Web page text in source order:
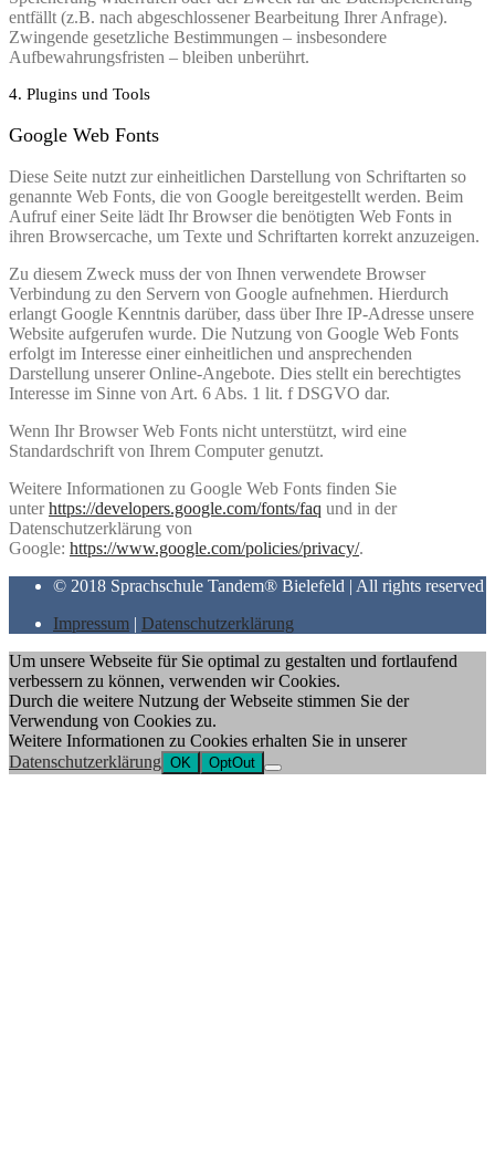
entfällt (z.B. nach abgeschlossener Bearbeitung Ihrer Anfrage).
Zwingende gesetzliche Bestimmungen – insbesondere
Aufbewahrungsfristen – bleiben unberührt.
4. Plugins und Tools
Google Web Fonts
Diese Seite nutzt zur einheitlichen Darstellung von Schriftarten so
genannte Web Fonts, die von Google bereitgestellt werden. Beim
Aufruf einer Seite lädt Ihr Browser die benötigten Web Fonts in
ihren Browsercache, um Texte und Schriftarten korrekt anzuzeigen.
Zu diesem Zweck muss der von Ihnen verwendete Browser
Verbindung zu den Servern von Google aufnehmen. Hierdurch
erlangt Google Kenntnis darüber, dass über Ihre IP-Adresse unsere
Website aufgerufen wurde. Die Nutzung von Google Web Fonts
erfolgt im Interesse einer einheitlichen und ansprechenden
Darstellung unserer Online-Angebote. Dies stellt ein berechtigtes
Interesse im Sinne von Art. 6 Abs. 1 lit. f DSGVO dar.
Wenn Ihr Browser Web Fonts nicht unterstützt, wird eine
Standardschrift von Ihrem Computer genutzt.
Weitere Informationen zu Google Web Fonts finden Sie
unterhttps://developers.google.com/fonts/faq und in der
Datenschutzerklärung von
Google: https://www.google.com/policies/privacy/.
© 2018 Sprachschule Tandem® Bielefeld | All rights reserved
Impressum | Datenschutzerklärung
Um unsere Webseite für Sie optimal zu gestalten und fortlaufend
verbessern zu können, verwenden wir Cookies.
Durch die weitere Nutzung der Webseite stimmen Sie der
Verwendung von Cookies zu.
Weitere Informationen zu Cookies erhalten Sie in unserer
Datenschutzerklärung OK OptOut